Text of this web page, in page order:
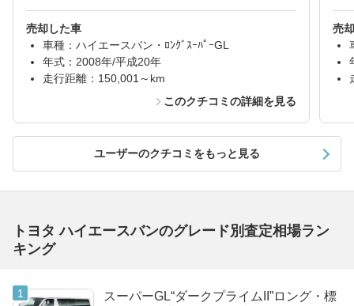
売却した車
車種：ハイエースバン・ﾛﾝｸﾞｽｰﾊﾟｰGL
年式：2008年/平成20年
走行距離：150,001～km
このクチコミの詳細を見る
売
ユーザーのクチコミをもっと見る
トヨタ ハイエースバンのグレード別査定相場ラン
キング
スーパーGL“ダークプライムII”ロング・標